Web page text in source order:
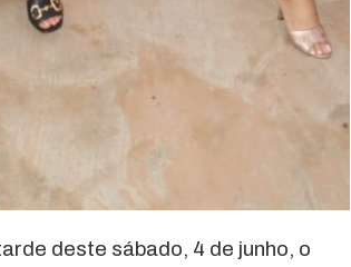
deste sábado, 4 de junho, o